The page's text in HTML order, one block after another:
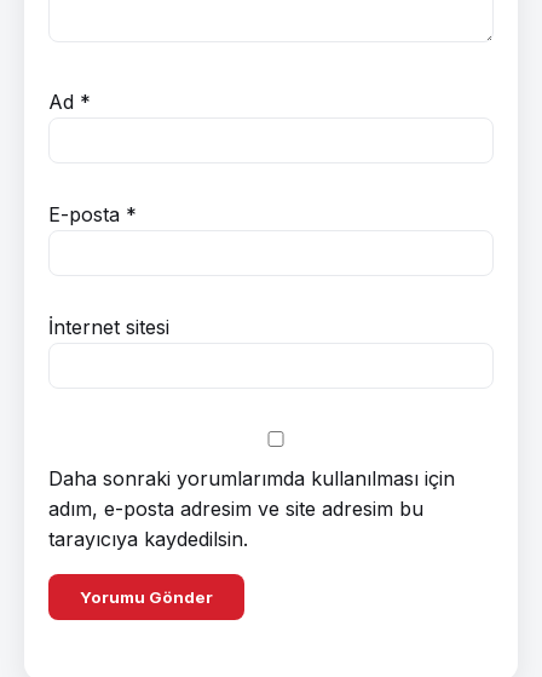
Ad *
E-posta *
İnternet sitesi
Daha sonraki yorumlarımda kullanılması için
adım, e-posta adresim ve site adresim bu
tarayıcıya kaydedilsin.